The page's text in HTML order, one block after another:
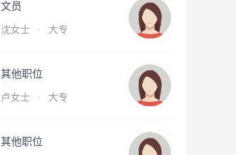
文员
沈女士 · 大专
其他职位
卢女士 · 大专
其他职位